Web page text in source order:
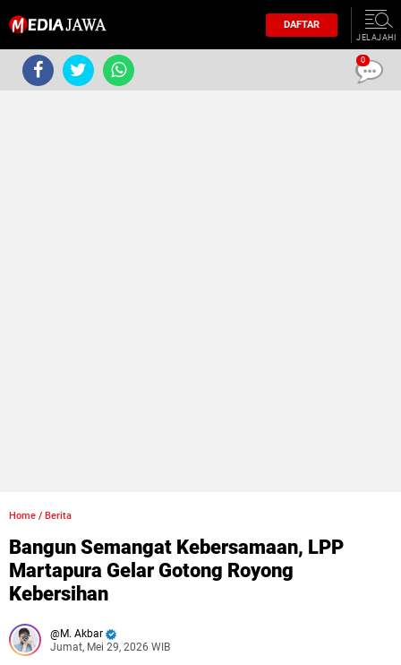
DAFTAR
JELAJAHI
Home / Berita
Bangun Semangat Kebersamaan, LPP
Martapura Gelar Gotong Royong
Kebersihan
M. Akbar
Jumat, Mei 29, 2026 WIB
0